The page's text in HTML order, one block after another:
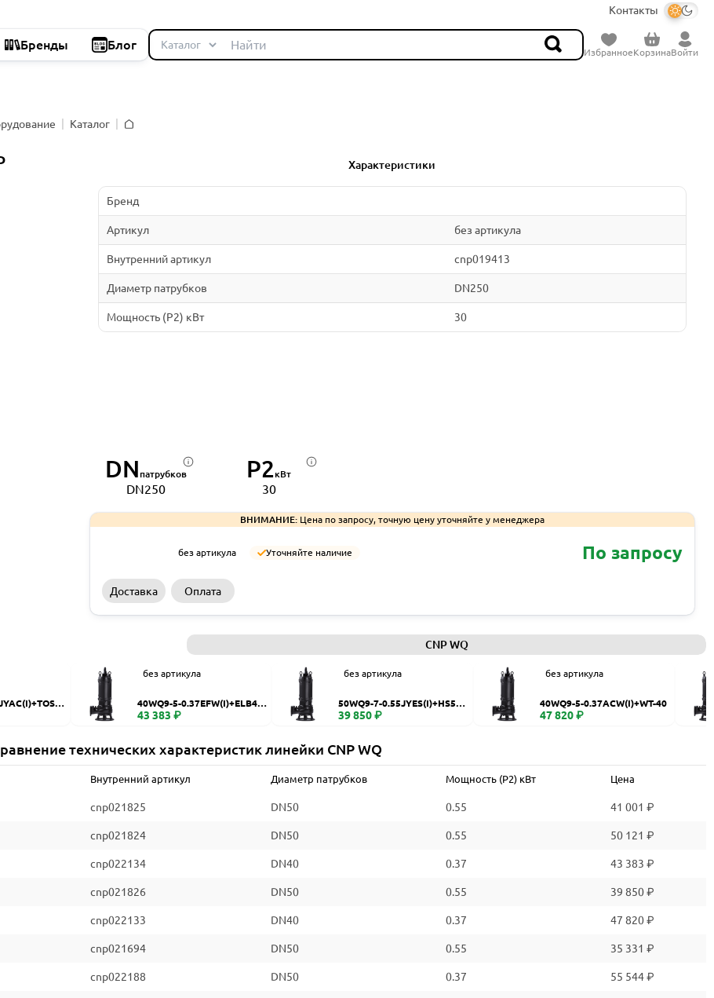
Контакты
Бренды Блог
ИзбранноеКорзинаВойти
Каталог
Характеристики
Бренд
Артикул без артикула
Внутренний артикул cnp019413
Диаметр патрубков DN250
Мощность (P2) кВт 30
DN патрубков
DN250
P2кВт
30
ВНИМАНИЕ:Цена по запросу, точную цену уточняйте у менеджера
без артикула Уточняйте наличие По запросу
Доставка Оплата
CNP WQ
5
без артикула
40WQ9-5-0.37EFW(I)+ELB40
WQ
43 383 ₽
без артикула
50WQ9-7-0.55JYES(I)+HS50
WQ
39 850 ₽
без артикула
40WQ9-5-0.37ACW(I)+WT-40
47 820 ₽
технических характеристик линейки CNP WQ
Внутренний артикул Диаметр патрубков Мощность (P2) кВт Цена
cnp021825 DN50 0.55 41 001 ₽
cnp021824 DN50 0.55 50 121 ₽
cnp022134 DN40 0.37 43 383 ₽
cnp021826 DN50 0.55 39 850 ₽
cnp022133 DN40 0.37 47 820 ₽
cnp021694 DN50 0.55 35 331 ₽
cnp022188 DN50 0.37 55 544 ₽